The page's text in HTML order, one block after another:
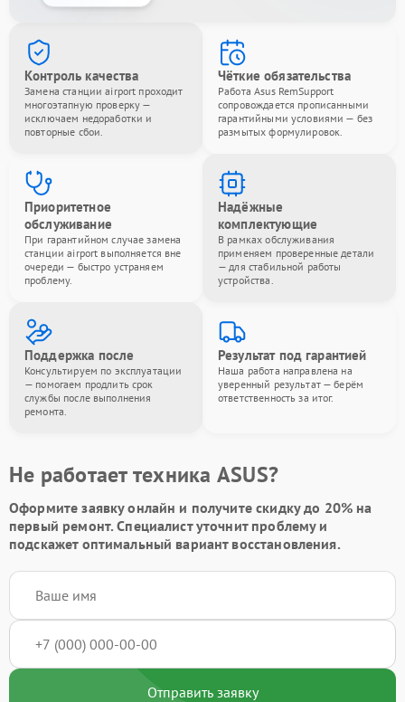
Контроль качества
Замена станции airport проходит
многоэтапную проверку —
исключаем недоработки и
повторные сбои.
Чёткие обязательства
Работа Asus RemSupport
сопровождается прописанными
гарантийными условиями — без
размытых формулировок.
Приоритетное
обслуживание
При гарантийном случае замена
станции airport выполняется вне
очереди — быстро устраняем
проблему.
Надёжные
комплектующие
В рамках обслуживания
применяем проверенные детали
— для стабильной работы
устройства.
Поддержка после
Консультируем по эксплуатации
— помогаем продлить срок
службы после выполнения
ремонта.
Результат под гарантией
Наша работа направлена на
уверенный результат — берём
ответственность за итог.
Не работает техника ASUS?
Оформите заявку онлайн и получитескидку до 20% на
первый ремонт. Специалист уточнит проблему и
подскажет оптимальный вариант восстановления.
Отправить заявку